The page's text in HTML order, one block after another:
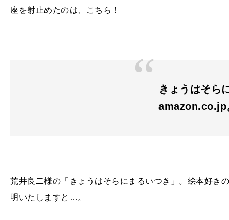
座を射止めたのは、こちら！
きょうはそら
amazon.co.jp
荒井良二様の「きょうはそらにまるいつき」。絵本好き
明いたしますと…。